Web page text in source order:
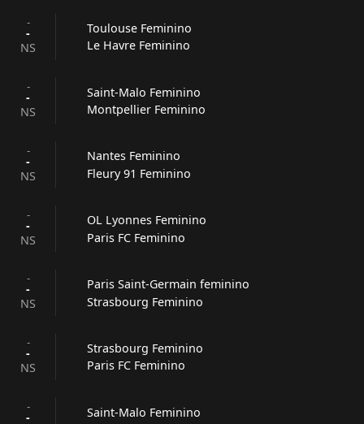
-
-
NS
Toulouse Feminino
Le Havre Feminino
-
-
NS
Saint-Malo Feminino
Montpellier Feminino
-
-
NS
Nantes Feminino
Fleury 91 Feminino
-
-
NS
OL Lyonnes Feminino
Paris FC Feminino
-
-
NS
Paris Saint-Germain feminino
Strasbourg Feminino
-
-
NS
Strasbourg Feminino
Paris FC Feminino
-
-
Saint-Malo Feminino